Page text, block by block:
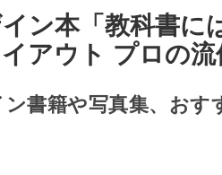
ン本「教科書に
アウト プロの
書籍や写真集、おす